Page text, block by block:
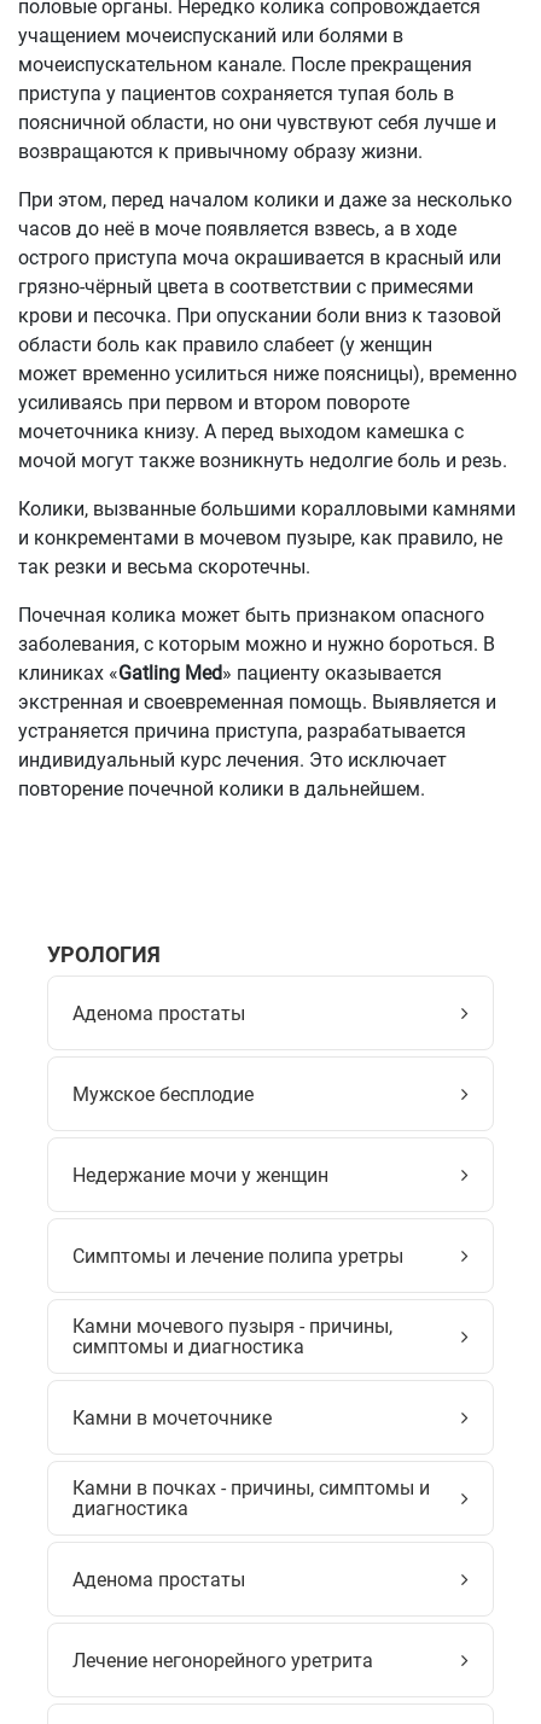
половые органы. Нередко колика сопровождается
учащением мочеиспусканий или болями в
мочеиспускательном канале. После прекращения
приступа у пациентов сохраняется тупая боль в
поясничной области, но они чувствуют себя лучше и
возвращаются к привычному образу жизни.
При этом, перед началом колики и даже за несколько
часов до неё в моче появляется взвесь, а в ходе
острого приступа моча окрашивается в красный или
грязно-чёрный цвета в соответствии с примесями
крови и песочка. При опускании боли вниз к тазовой
области боль как правило слабеет (у женщин
может временно усилиться ниже поясницы), временно
усиливаясь при первом и втором повороте
мочеточника книзу. А перед выходом камешка с
мочой могут также возникнуть недолгие боль и резь.
Колики, вызванные большими коралловыми камнями
и конкрементами в мочевом пузыре, как правило, не
так резки и весьма скоротечны.
Почечная колика может быть признаком опасного
заболевания, с которым можно и нужно бороться. В
клиниках «Gatling Med» пациенту оказывается
экстренная и своевременная помощь. Выявляется и
устраняется причина приступа, разрабатывается
индивидуальный курс лечения. Это исключает
повторение почечной колики в дальнейшем.
УРОЛОГИЯ
Аденома простаты
Мужское бесплодие
Недержание мочи у женщин
Симптомы и лечение полипа уретры
Камни мочевого пузыря - причины,
симптомы и диагностика
Камни в мочеточнике
Камни в почках - причины, симптомы и
диагностика
Аденома простаты
Лечение негонорейного уретрита